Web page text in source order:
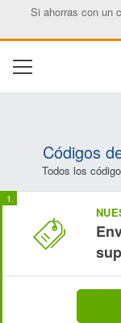
Si ahorras con un
Códigos
Todos los
Nombre:
Correo electrónico: